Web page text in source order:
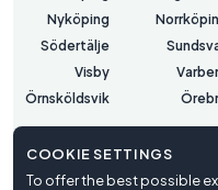
Nyköping
Södertälje
Visby
Örnsköldsvik
COOKIE SETTINGS
To offer the best possible